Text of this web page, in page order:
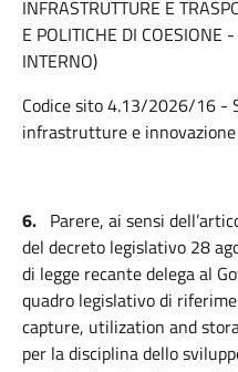
INFRASTRUTTURE E
E POLITICHE DI COESIONE
INTERNO)
Codice sito 4.13/2026/16 -
infrastrutture e
6. Parere, ai sensi
del decreto legislativo 28
di legge recante delega al
quadro legislativo di
capture, utilization and
per la disciplina dello